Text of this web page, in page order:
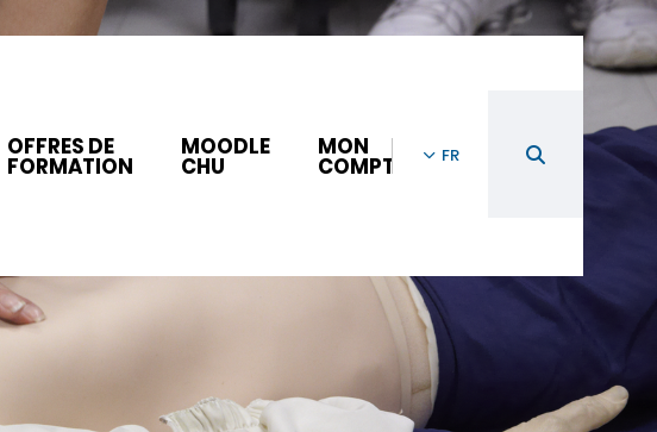
OFFRES DE
FORMATION
MOODLE
CHU
MON
COMPTE FR